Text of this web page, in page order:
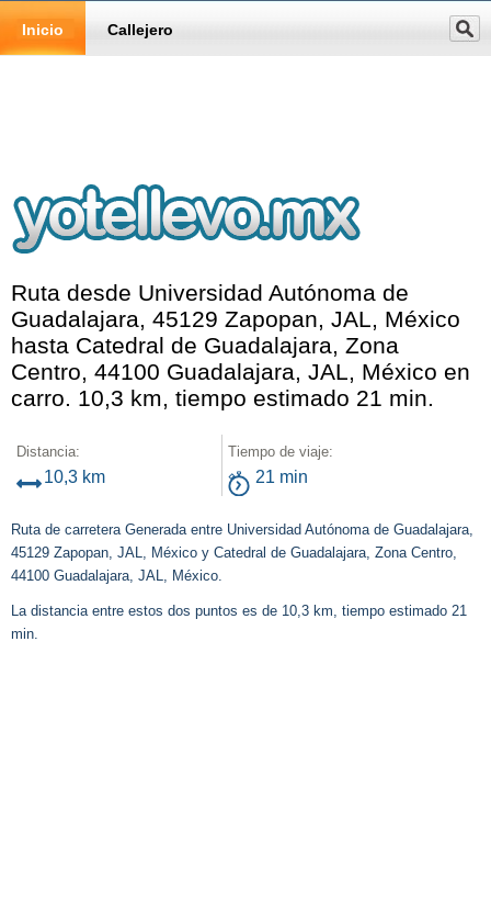
Inicio Callejero
Ruta desde Universidad Autónoma de
Guadalajara, 45129 Zapopan, JAL, México
hasta Catedral de Guadalajara, Zona
Centro, 44100 Guadalajara, JAL, México en
carro. 10,3 km, tiempo estimado 21 min.
Distancia:
10,3 km
Tiempo de viaje:
21 min
Ruta de carretera Generada entre Universidad Autónoma de Guadalajara,
45129 Zapopan, JAL, México y Catedral de Guadalajara, Zona Centro,
44100 Guadalajara, JAL, México.
La distancia entre estos dos puntos es de 10,3 km, tiempo estimado 21
min.